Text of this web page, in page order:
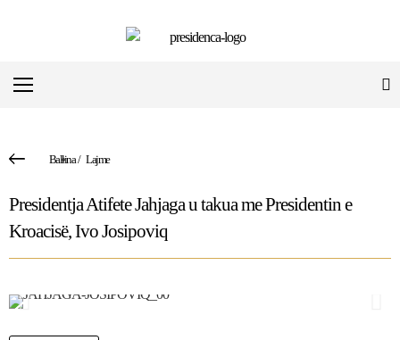
Ballina/ Lajme
Presidentja Atifete Jahjaga u takua me Presidentin e
Kroacisë, Ivo Josipoviq